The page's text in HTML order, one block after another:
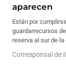
aparecen
Están por
guardarrecursos
reserva al sur de
Corresponsal de